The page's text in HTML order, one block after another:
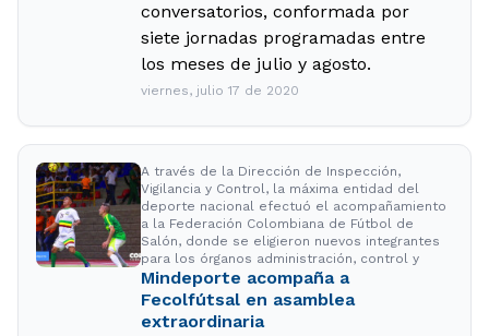
conversatorios, conformada por
siete jornadas programadas entre
los meses de julio y agosto.
viernes, julio 17 de 2020
A través de la Dirección de Inspección,
Vigilancia y Control, la máxima entidad del
deporte nacional efectuó el acompañamiento
a la Federación Colombiana de Fútbol de
Salón, donde se eligieron nuevos integrantes
para los órganos administración, control y
Mindeporte acompaña a
Fecolfútsal en asamblea
extraordinaria